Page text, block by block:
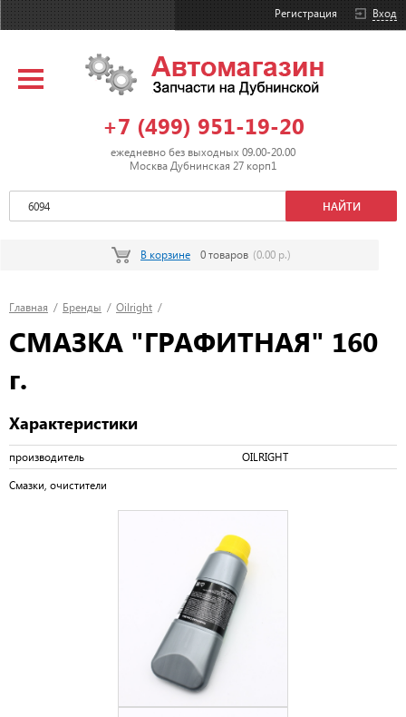
Вход
Регистрация
+7 (499) 951-19-20
ежедневно без выходных 09.00-20.00
Москва Дубнинская 27 корп1
В корзине 0 товаров (0.00 р.)
Главная / Бренды / Oilright /
СМАЗКА "ГРАФИТНАЯ" 160
г.
Характеристики
производитель OILRIGHT
Смазки, очистители